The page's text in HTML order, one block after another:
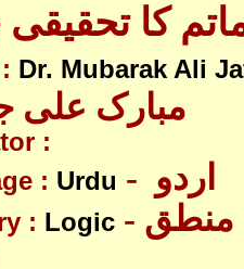
Dr. Mubarak Ali
مبارک علی
:
: Urdu
: Logic - منطق